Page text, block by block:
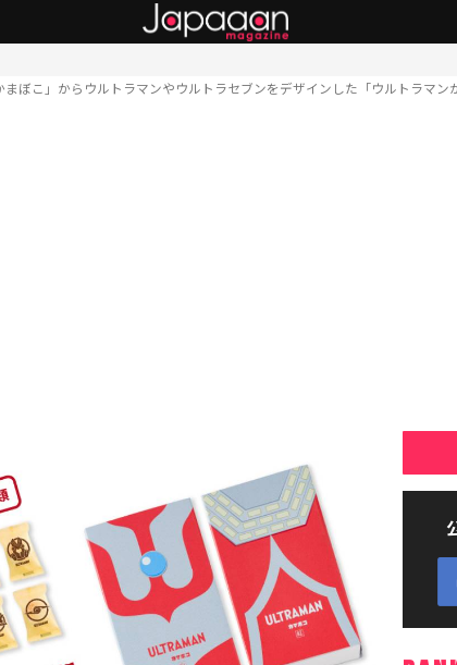
ぼこ」からウルトラマンやウルトラセブンをデザインした「ウルトラマン